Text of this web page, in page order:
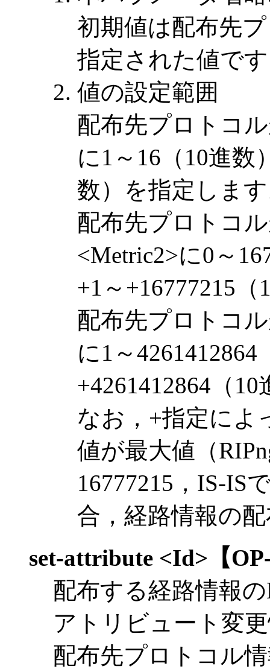
初期値は配布先
指定された値で
値の設定範囲
配布先プロトコ
に1～16（10進数
数）を指定しま
配布先プロトコ
<Metric2>に0～
+1～+16777215
配布先プロトコ
に1～
+4261412864（
なお，+指定によ
値が最大値（
16777215，IS-IS
合，経路情報の
set-attribute <Id> 【
配布する経路情報
アトリビュート変
配布先プロトコル